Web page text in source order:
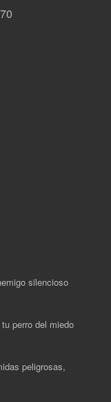
silencioso
perro del miedo
peligrosas,